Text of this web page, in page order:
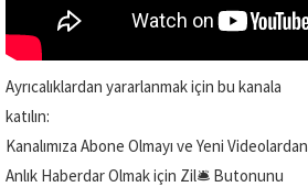
Ayrıcalıklardan yararlanmak için bu kanala
katılın:
Kanalımıza Abone Olmayı ve Yeni Videolardan
Anlık Haberdar Olmak için Zil🛎️ Butonunu